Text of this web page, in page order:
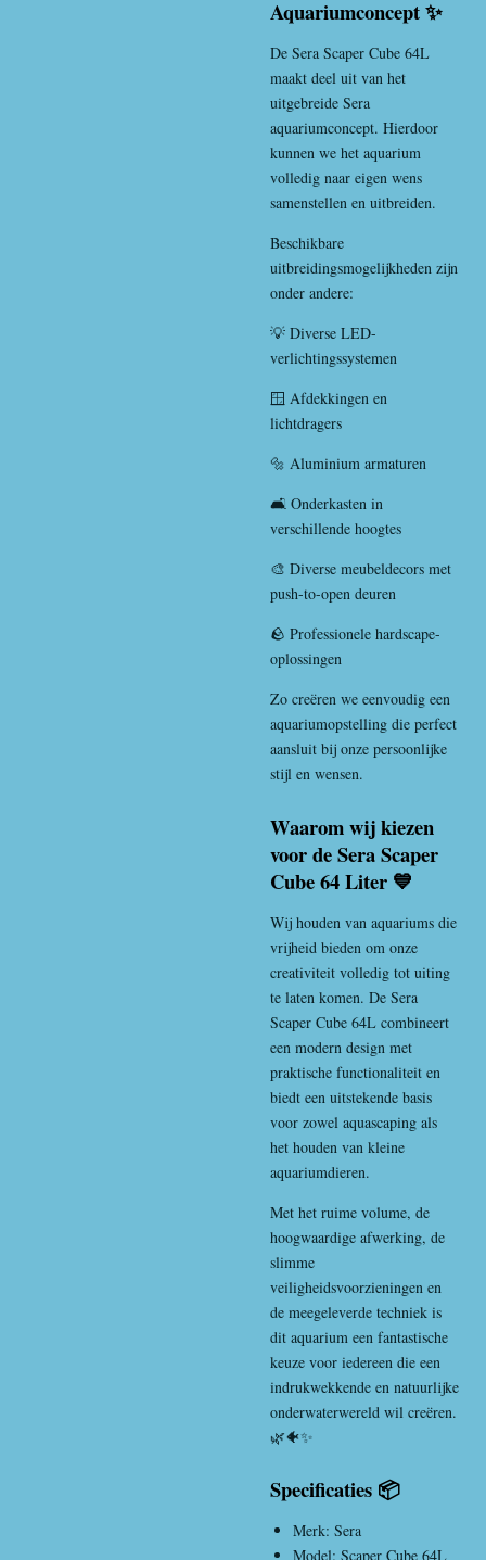
Aquariumconcept ✨
De Sera Scaper Cube 64L
maakt deel uit van het
uitgebreide Sera
aquariumconcept. Hierdoor
kunnen we het aquarium
volledig naar eigen wens
samenstellen en uitbreiden.
Beschikbare
uitbreidingsmogelijkheden zijn
onder andere:
💡 Diverse LED-
verlichtingssystemen
🪟 Afdekkingen en
lichtdragers
🔩 Aluminium armaturen
🛋️ Onderkasten in
verschillende hoogtes
🎨 Diverse meubeldecors met
push-to-open deuren
🪨 Professionele hardscape-
oplossingen
Zo creëren we eenvoudig een
aquariumopstelling die perfect
aansluit bij onze persoonlijke
stijl en wensen.
Waarom wij kiezen
voor de Sera Scaper
Cube 64 Liter 💙
Wij houden van aquariums die
vrijheid bieden om onze
creativiteit volledig tot uiting
te laten komen. De Sera
Scaper Cube 64L combineert
een modern design met
praktische functionaliteit en
biedt een uitstekende basis
voor zowel aquascaping als
het houden van kleine
aquariumdieren.
Met het ruime volume, de
hoogwaardige afwerking, de
slimme
veiligheidsvoorzieningen en
de meegeleverde techniek is
dit aquarium een fantastische
keuze voor iedereen die een
indrukwekkende en natuurlijke
onderwaterwereld wil creëren.
🌿🐠✨
Specificaties 📦
Merk: Sera
Model: Scaper Cube 64L